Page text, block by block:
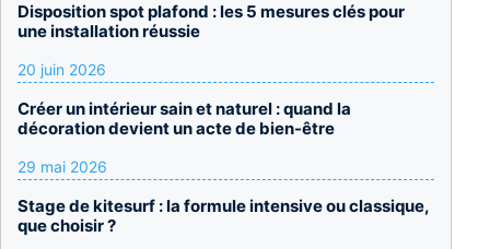
Disposition spot plafond : les 5 mesures clés pour
une installation réussie
20 juin 2026
Créer un intérieur sain et naturel : quand la
décoration devient un acte de bien-être
29 mai 2026
Stage de kitesurf : la formule intensive ou classique,
que choisir ?